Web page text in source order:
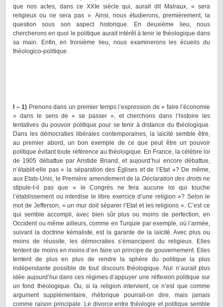
que nos actes, dans ce XXIe siècle qui, aurait dit Malraux, « sera
religieux ou ne sera pas ». Ainsi, nous étudierons, premièrement, la
question sous son aspect historique. En deuxième lieu, nous
chercherons en quoi le politique aurait intérêt à tenir le théologique dans
sa main. Enfin, en troisième lieu, nous examinerons les écueils du
théologico-politique.
I – 1) Prenons dans un premier temps l’expression de « faire l’économie
» dans le sens de « se passer », et cherchons dans l’histoire les
tentatives du pouvoir politique pour se tenir à distance du théologique.
Dans les démocraties libérales contemporaines, la laïcité semble être,
au premier abord, un bon exemple de ce que peut être un pouvoir
politique évitant toute référence au théologique. En France, la célèbre loi
de 1905 débattue par Aristide Briand, et aujourd’hui encore débattue,
n’établit-elle pas « la séparation des Églises et de l’Etat »? De même,
aux Etats-Unis, le Première amendement de la Déclaration des droitsne
stipule-t-il pas que « le Congrès ne fera aucune loi qui touche
l’établissement ou interdise le libre exercice d’une religion »? Selon le
mot de Jefferson, « un mur doit séparer l’Etat et les religions ». C’est ce
qui semble accompli, avec bien sûr plus ou moins de perfection, en
Occident ou même ailleurs, comme en Turquie par exemple, où l’armée,
suivant la doctrine kémaliste, est la garante de la laïcité. Avec plus ou
moins de réussite, les démocraties s’émancipent du religieux. Elles
tentent de moins en moins d’en faire un principe de gouvernement. Elles
tentent de plus en plus de rendre la sphère du politique la plus
indépendante possible de tout discours théologique. Nul n’aurait plus
idée aujourd’hui dans ces régimes d’appuyer une réflexion politique sur
un fond théologique. Ou, si la religion intervient, ce n’est que comme
argument supplémentaire, rhétorique pourrait-on dire, mais jamais
comme raison principale. Le divorce entre théologie et politique semble